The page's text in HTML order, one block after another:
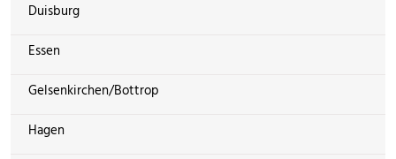
Duisburg
Essen
Gelsenkirchen/Bottrop
Hagen